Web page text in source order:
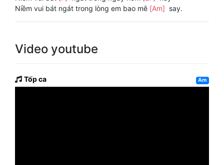
Niềm vui bát ngát trong lòng em bao mê [Am] say.
Video youtube
Tốp ca Am